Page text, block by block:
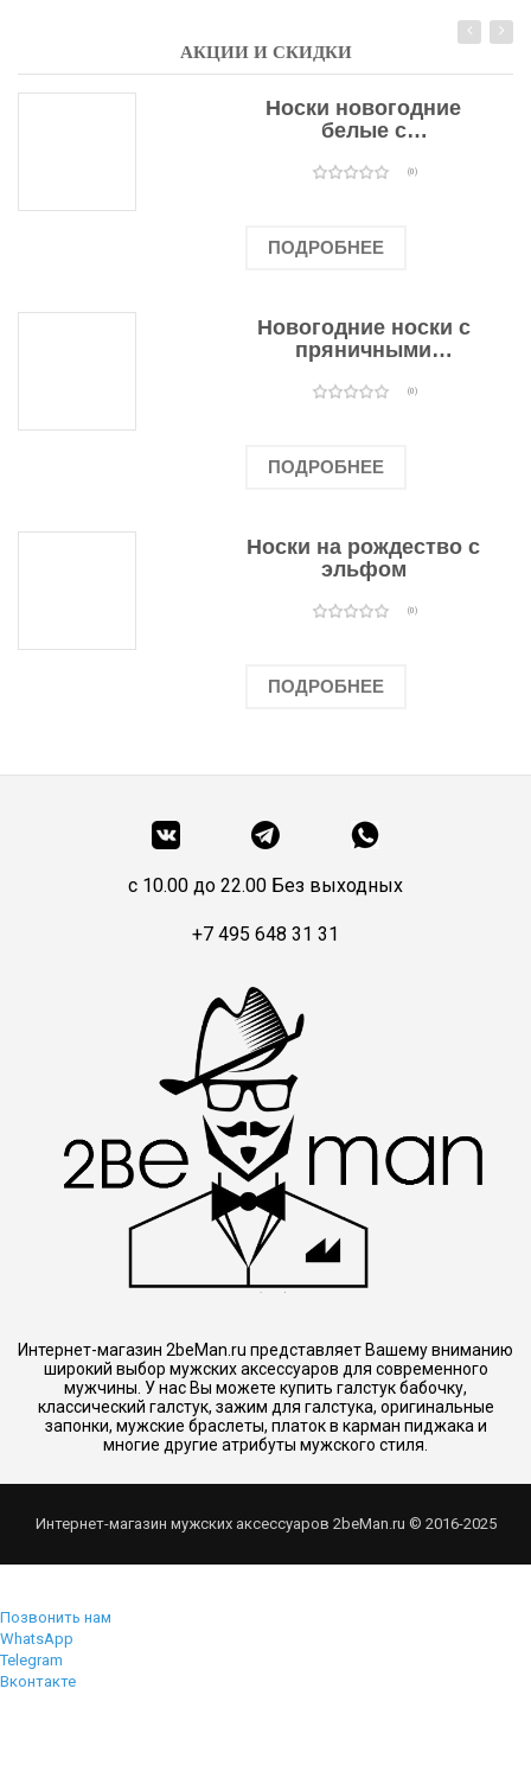
АКЦИИ И СКИДКИ
Носки новогодние
белые с
оленями(0)
ПОДРОБНЕЕ
Новогодние носки с
пряничными
(0)
ПОДРОБНЕЕ
Носки на рождество с
эльфом
(0)
ПОДРОБНЕЕ
c 10.00 до 22.00 Без выходных
+7 495 648 31 31
Интернет-магазин 2beMan.ru представляет Вашему вниманию
широкий выбор мужских аксессуаров для современного
мужчины. У нас Вы можете купить галстук бабочку,
классический галстук, зажим для галстука, оригинальные
запонки, мужские браслеты, платок в карман пиджака и
многие другие атрибуты мужского стиля.
Интернет-магазин мужских аксессуаров 2beMan.ru © 2016-2025
Позвонить нам
WhatsApp
Telegram
Вконтакте